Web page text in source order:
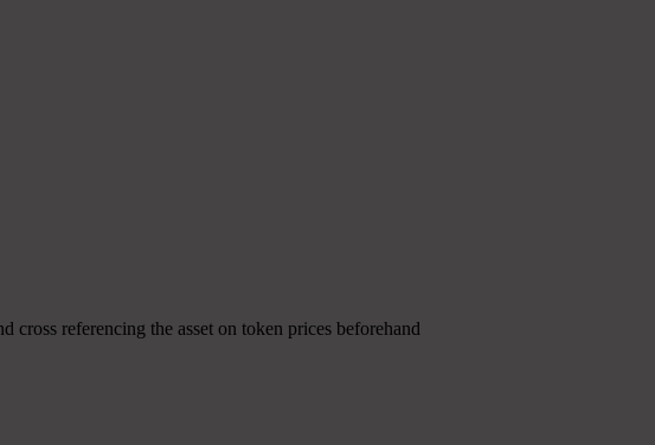
referencing the asset on token prices beforehand